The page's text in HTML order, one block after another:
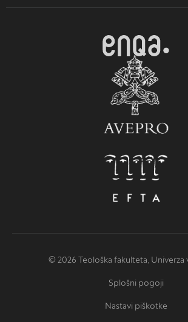
© 2026 Teološka fakulteta, Univerza
Splošni pogoji
Nastavi piškotke